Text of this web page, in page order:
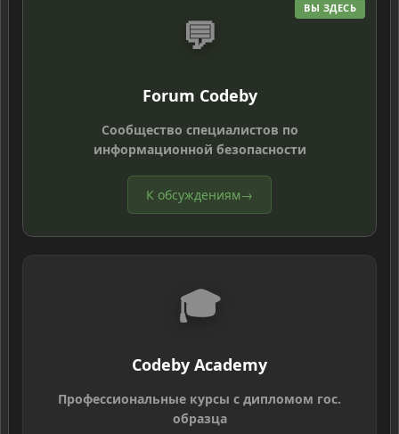
ВЫ ЗДЕСЬ
💬
Forum Codeby
Сообщество специалистов по
информационной безопасности
К обсуждениям→
🎓
Codeby Academy
Профессиональные курсы с дипломом гос.
образца